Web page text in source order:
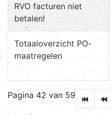
RVO facturen niet
betalen!
Totaaloverzicht PO-
maatregelen
Pagina 42 van 59